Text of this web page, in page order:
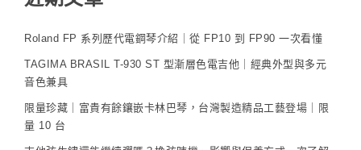
Roland FP 系列歷代電鋼琴介紹｜從 FP10 到 FP90 一次看懂
TAGIMA BRASIL T-930 ST 型漸層色電吉他｜經典外型與多元
音色兼具
限量珍藏｜富貴有餘鑲嵌卡林巴琴，台灣製造精品工藝登場｜限
量 10 台